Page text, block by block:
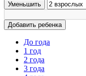
Уменьшить
Добавить ребенка
До года
1 год
2 года
3 года